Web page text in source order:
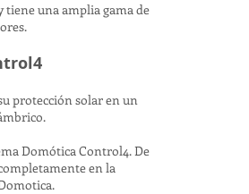
tiene una amplia gama de
protección solar en un
Domótica Control4. De
en la